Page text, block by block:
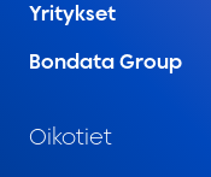
Yritykset
Bondata Group
Oikotiet